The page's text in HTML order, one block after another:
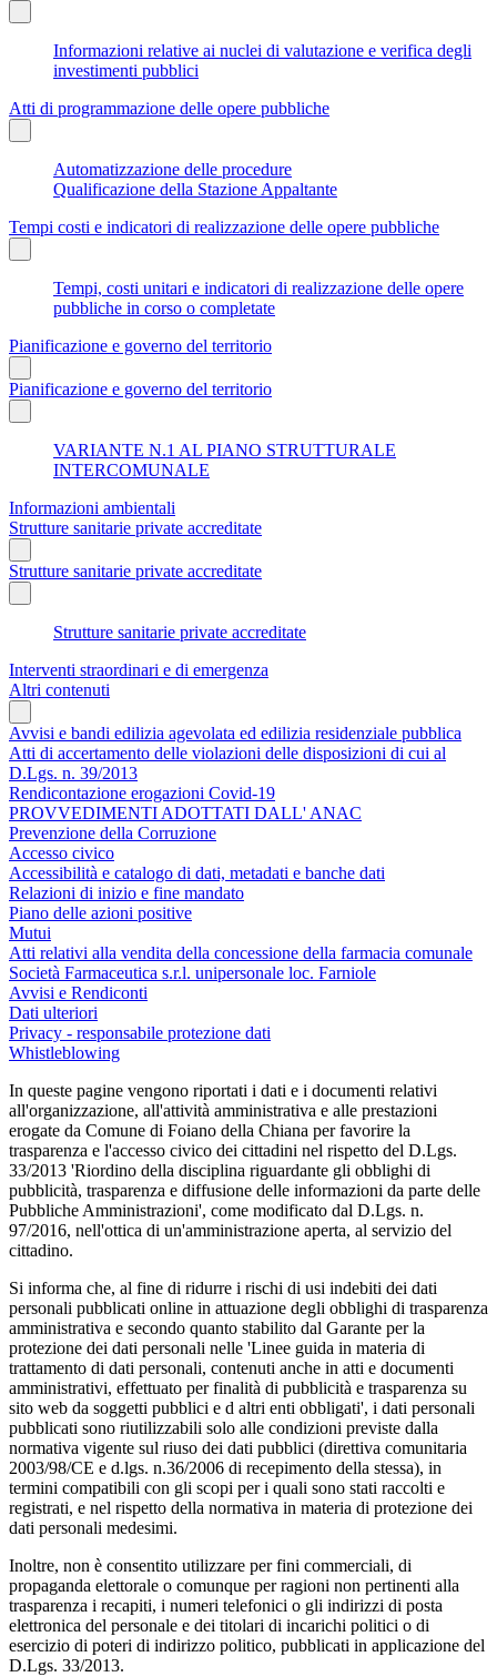
Informazioni relative ai nuclei di valutazione e verifica degli
investimenti pubblici
Atti di programmazione delle opere pubbliche
Automatizzazione delle procedure
Qualificazione della Stazione Appaltante
Tempi costi e indicatori di realizzazione delle opere pubbliche
Tempi, costi unitari e indicatori di realizzazione delle opere
pubbliche in corso o completate
Pianificazione e governo del territorio
Pianificazione e governo del territorio
VARIANTE N.1 AL PIANO STRUTTURALE
INTERCOMUNALE
Informazioni ambientali
Strutture sanitarie private accreditate
Strutture sanitarie private accreditate
Strutture sanitarie private accreditate
Interventi straordinari e di emergenza
Altri contenuti
Avvisi e bandi edilizia agevolata ed edilizia residenziale pubblica
Atti di accertamento delle violazioni delle disposizioni di cui al
D.Lgs. n. 39/2013
Rendicontazione erogazioni Covid-19
PROVVEDIMENTI ADOTTATI DALL' ANAC
Prevenzione della Corruzione
Accesso civico
Accessibilità e catalogo di dati, metadati e banche dati
Relazioni di inizio e fine mandato
Piano delle azioni positive
Mutui
Atti relativi alla vendita della concessione della farmacia comunale
Società Farmaceutica s.r.l. unipersonale loc. Farniole
Avvisi e Rendiconti
Dati ulteriori
Privacy - responsabile protezione dati
Whistleblowing
In queste pagine vengono riportati i dati e i documenti relativi
all'organizzazione, all'attività amministrativa e alle prestazioni
erogate da Comune di Foiano della Chiana per favorire la
trasparenza e l'accesso civico dei cittadini nel rispetto del D.Lgs.
33/2013 'Riordino della disciplina riguardante gli obblighi di
pubblicità, trasparenza e diffusione delle informazioni da parte delle
Pubbliche Amministrazioni', come modificato dal D.Lgs. n.
97/2016, nell'ottica di un'amministrazione aperta, al servizio del
cittadino.
Si informa che, al fine di ridurre i rischi di usi indebiti dei dati
personali pubblicati online in attuazione degli obblighi di trasparenza
amministrativa e secondo quanto stabilito dal Garante per la
protezione dei dati personali nelle 'Linee guida in materia di
trattamento di dati personali, contenuti anche in atti e documenti
amministrativi, effettuato per finalità di pubblicità e trasparenza su
sito web da soggetti pubblici e d altri enti obbligati', i dati personali
pubblicati sono riutilizzabili solo alle condizioni previste dalla
normativa vigente sul riuso dei dati pubblici (direttiva comunitaria
2003/98/CE e d.lgs. n.36/2006 di recepimento della stessa), in
termini compatibili con gli scopi per i quali sono stati raccolti e
registrati, e nel rispetto della normativa in materia di protezione dei
dati personali medesimi.
Inoltre, non è consentito utilizzare per fini commerciali, di
propaganda elettorale o comunque per ragioni non pertinenti alla
trasparenza i recapiti, i numeri telefonici o gli indirizzi di posta
elettronica del personale e dei titolari di incarichi politici o di
esercizio di poteri di indirizzo politico, pubblicati in applicazione del
D.Lgs. 33/2013.